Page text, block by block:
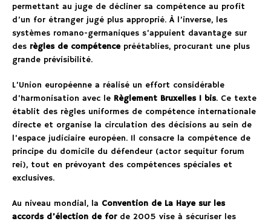
permettant au juge de décliner sa compétence au profit
d’un for étranger jugé plus approprié. À l’inverse, les
systèmes romano-germaniques s’appuient davantage sur
des règles de compétencepréétablies, procurant une plus
grande prévisibilité.
L’Union européenne a réalisé un effort considérable
d’harmonisation avec le Règlement Bruxelles I bis. Ce texte
établit des règles uniformes de compétence internationale
directe et organise la circulation des décisions au sein de
l’espace judiciaire européen. Il consacre la compétence de
principe du domicile du défendeur (actor sequitur forum
rei), tout en prévoyant des compétences spéciales et
exclusives.
Au niveau mondial, la Convention de La Haye sur les
accords d’élection de forde 2005 vise à sécuriser les